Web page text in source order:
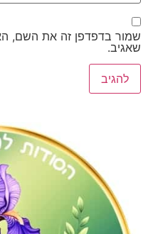
זה את השם, האימייל